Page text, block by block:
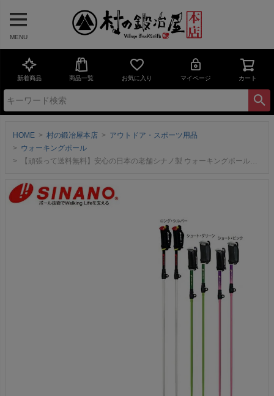
MENU
新着商品 商品一覧 お気に入り マイページ カート
HOME 村の鍛冶屋本店
アウトドア・スポーツ用品
ウォーキングポール
【頑張って送料無料】安心の日本の老舗シナノ製 ウォーキングポール REVITA（レビータ）-ポータブル＋（プラス） 持って歩くだけで運動不足解消!1日15分の超簡単・全身運動! 運動効果は通常ウォーキングの1.5倍!! バッグにすっぽり入るコンパクトさ! 収納もすっきり!